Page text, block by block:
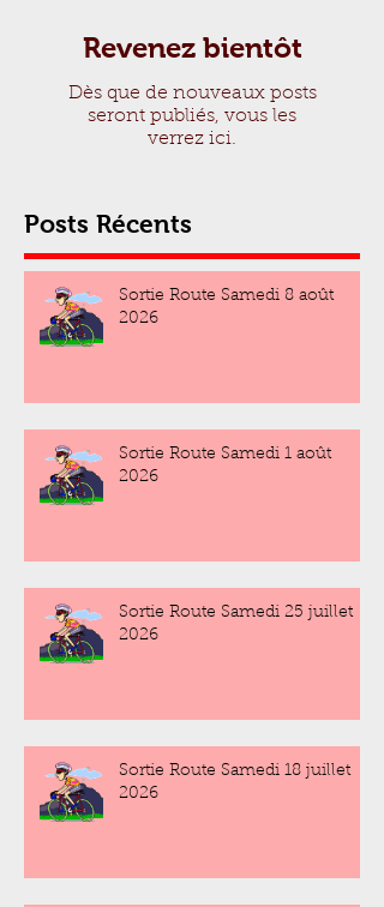
Revenez bientôt
Dès que de nouveaux posts
seront publiés, vous les
verrez ici.
Posts Récents
Sortie Route Samedi 8 août
2026
Sortie Route Samedi 1 août
2026
Sortie Route Samedi 25 juillet
2026
Sortie Route Samedi 18 juillet
2026